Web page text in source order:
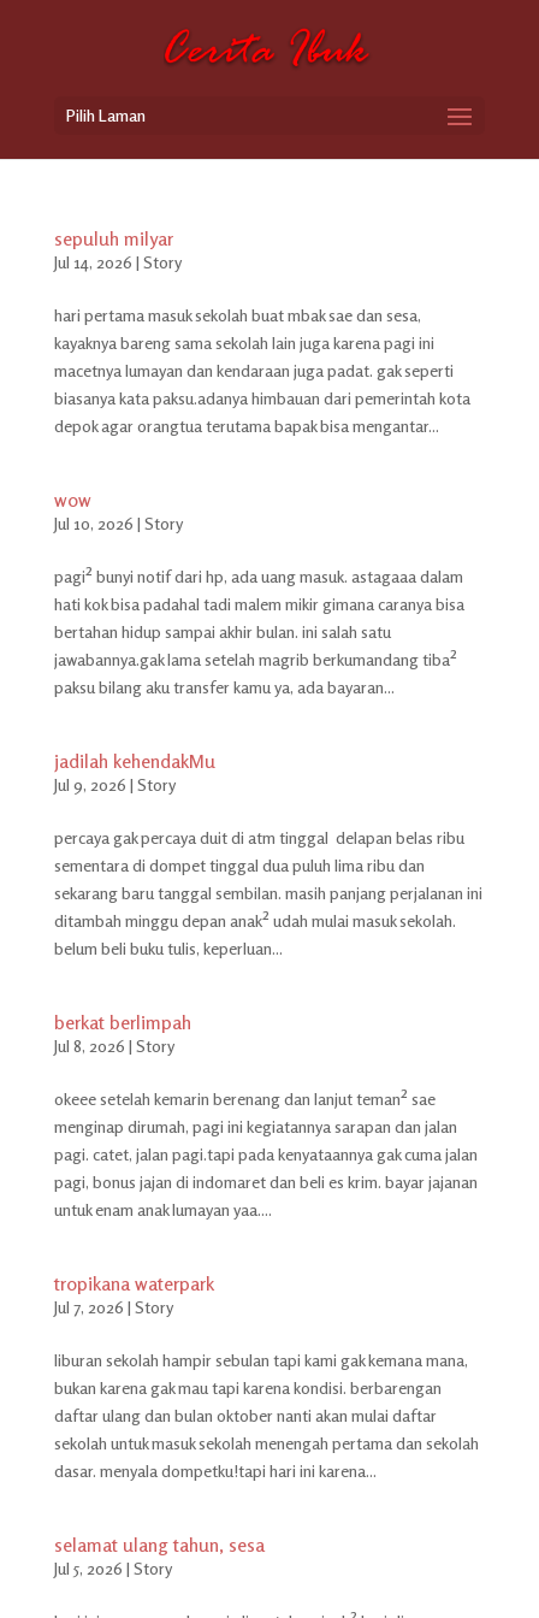
Pilih Laman
sepuluh milyar
Jul 14, 2026 | Story
hari pertama masuk sekolah buat mbak sae dan sesa,
kayaknya bareng sama sekolah lain juga karena pagi ini
macetnya lumayan dan kendaraan juga padat. gak seperti
biasanya kata paksu.adanya himbauan dari pemerintah kota
depok agar orangtua terutama bapak bisa mengantar...
wow
Jul 10, 2026 | Story
pagi² bunyi notif dari hp, ada uang masuk. astagaaa dalam
hati kok bisa padahal tadi malem mikir gimana caranya bisa
bertahan hidup sampai akhir bulan. ini salah satu
jawabannya.gak lama setelah magrib berkumandang tiba²
paksu bilang aku transfer kamu ya, ada bayaran...
jadilah kehendakMu
Jul 9, 2026 | Story
percaya gak percaya duit di atm tinggal delapan belas ribu
sementara di dompet tinggal dua puluh lima ribu dan
sekarang baru tanggal sembilan. masih panjang perjalanan ini
ditambah minggu depan anak² udah mulai masuk sekolah.
belum beli buku tulis, keperluan...
berkat berlimpah
Jul 8, 2026 | Story
okeee setelah kemarin berenang dan lanjut teman² sae
menginap dirumah, pagi ini kegiatannya sarapan dan jalan
pagi. catet, jalan pagi.tapi pada kenyataannya gak cuma jalan
pagi, bonus jajan di indomaret dan beli es krim. bayar jajanan
untuk enam anak lumayan yaa....
tropikana waterpark
Jul 7, 2026 | Story
liburan sekolah hampir sebulan tapi kami gak kemana mana,
bukan karena gak mau tapi karena kondisi. berbarengan
daftar ulang dan bulan oktober nanti akan mulai daftar
sekolah untuk masuk sekolah menengah pertama dan sekolah
dasar. menyala dompetku!tapi hari ini karena...
selamat ulang tahun, sesa
Jul 5, 2026 | Story